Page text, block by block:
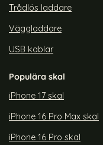
Trådlös laddare
Väggladdare
USB kablar
Populära skal
iPhone 17 skal
iPhone 16 Pro Max skal
iPhone 16 Pro skal